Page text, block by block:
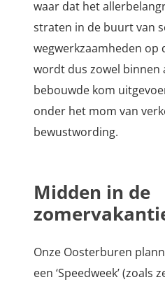
waar dat het
straten in de buurt van
wegwerkzaamheden op
wordt dus zowel binnen
bebouwde kom
onder het mom van
bewustwording.
Midden in de
Onze Oosterburen
een ‘Speedweek’ (zoals